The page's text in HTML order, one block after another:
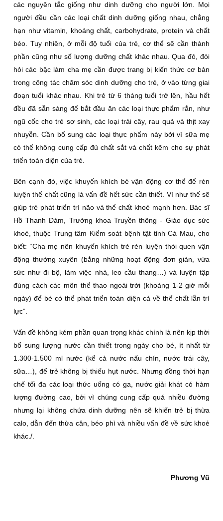
các nguyên tắc giống như dinh dưỡng cho người lớn. Mọi
người đều cần các loại chất dinh dưỡng giống nhau, chẳng
hạn như vitamin, khoáng chất, carbohydrate, protein và chất
béo. Tuy nhiên, ở mỗi độ tuổi của trẻ, cơ thể sẽ cần thành
phần cũng như số lượng dưỡng chất khác nhau. Qua đó, đòi
hỏi các bậc làm cha mẹ cần được trang bị kiến thức cơ bản
trong công tác chăm sóc dinh dưỡng cho trẻ, ở vào từng giai
đoạn tuổi khác nhau. Khi trẻ từ 6 tháng tuổi trở lên, hầu hết
đều đã sẵn sàng để bắt đầu ăn các loại thực phẩm rắn, như
ngũ cốc cho trẻ sơ sinh, các loại trái cây, rau quả và thịt xay
nhuyễn. Cần bổ sung các loại thực phẩm này bởi vì sữa mẹ
có thể không cung cấp đủ chất sắt và chất kẽm cho sự phát
triển toàn diện của trẻ.
Bên cạnh đó, việc khuyến khích bé vận động cơ thể để rèn
luyện thể chất cũng là vấn đề hết sức cần thiết. Vì như thế sẽ
giúp trẻ phát triển trí não và thể chất khoẻ mạnh hơn. Bác sĩ
Hồ Thanh Ðảm, Trưởng khoa Truyền thông - Giáo dục sức
khoẻ, thuộc Trung tâm Kiểm soát bệnh tật tỉnh Cà Mau, cho
biết: “Cha mẹ nên khuyến khích trẻ rèn luyện thói quen vận
động thường xuyên (bằng những hoạt động đơn giản, vừa
sức như đi bộ, làm việc nhà, leo cầu thang…) và luyện tập
đúng cách các môn thể thao ngoài trời (khoảng 1-2 giờ mỗi
ngày) để bé có thể phát triển toàn diện cả về thể chất lẫn trí
lực”.
Vấn đề không kém phần quan trọng khác chính là nên kịp thời
bổ sung lượng nước cần thiết trong ngày cho bé, ít nhất từ
1.300-1.500 ml nước (kể cả nước nấu chín, nước trái cây,
sữa…), để trẻ không bị thiếu hụt nước. Nhưng đồng thời hạn
chế tối đa các loại thức uống có ga, nước giải khát có hàm
lượng đường cao, bởi vì chúng cung cấp quá nhiều đường
nhưng lại không chứa dinh dưỡng nên sẽ khiến trẻ bị thừa
calo, dẫn đến thừa cân, béo phì và nhiều vấn đề về sức khoẻ
khác./.
Phương Vũ